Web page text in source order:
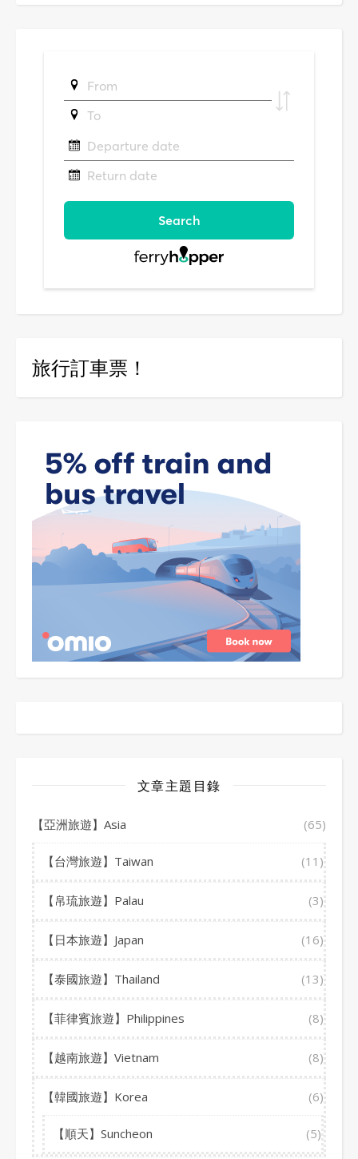
旅行訂車票！
文章主題目錄
【亞洲旅遊】Asia (65)
【台灣旅遊】Taiwan (11)
【帛琉旅遊】Palau (3)
【日本旅遊】Japan (16)
【泰國旅遊】Thailand (13)
【菲律賓旅遊】Philippines (8)
【越南旅遊】Vietnam (8)
【韓國旅遊】Korea (6)
【順天】Suncheon (5)